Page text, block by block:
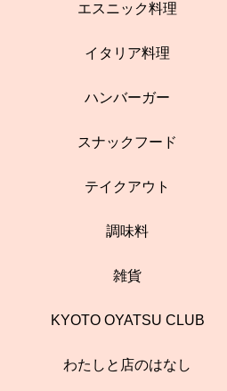
エスニック料理
イタリア料理
ハンバーガー
スナックフード
テイクアウト
調味料
雑貨
KYOTO OYATSU CLUB
わたしと店のはなし